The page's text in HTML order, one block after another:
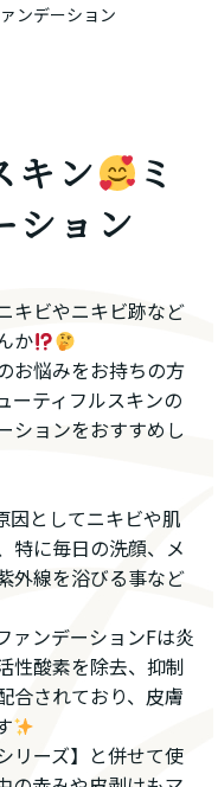
ンデーション
キン
ミ
ション
キビやニキビ跡など
か
お悩みをお持ちの方
ーティフルスキンの
ションをおすすめし
因としてニキビや肌
特に毎日の洗顔、メ
外線を浴びる事など
ァンデーションFは炎
性酸素を除去、抑制
合されており、皮膚
リーズ】と併せて使